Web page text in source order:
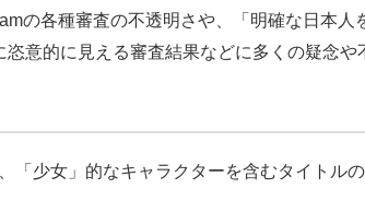
の各種審査の不透明さや、「明確な日本人
意的に見える審査結果などに多くの疑念や
「少女」的なキャラクターを含むタイトルの